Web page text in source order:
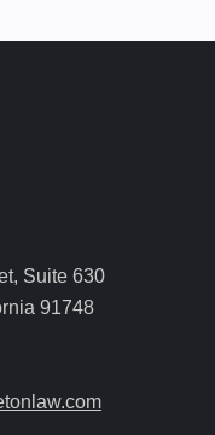
Suite 630
91748